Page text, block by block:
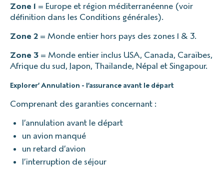
Zone 1 = Europe et région méditerranéenne (voir
définition dans les Conditions générales).
Zone 2 = Monde entier hors pays des zones 1 & 3.
Zone 3 = Monde entier inclus USA, Canada, Caraïbes,
Afrique du sud, Japon, Thaïlande, Népal et Singapour.
Explorer’ Annulation - l’assurance avant le départ
Comprenant des garanties concernant :
l’annulation avant le départ
un avion manqué
un retard d’avion
l’interruption de séjour